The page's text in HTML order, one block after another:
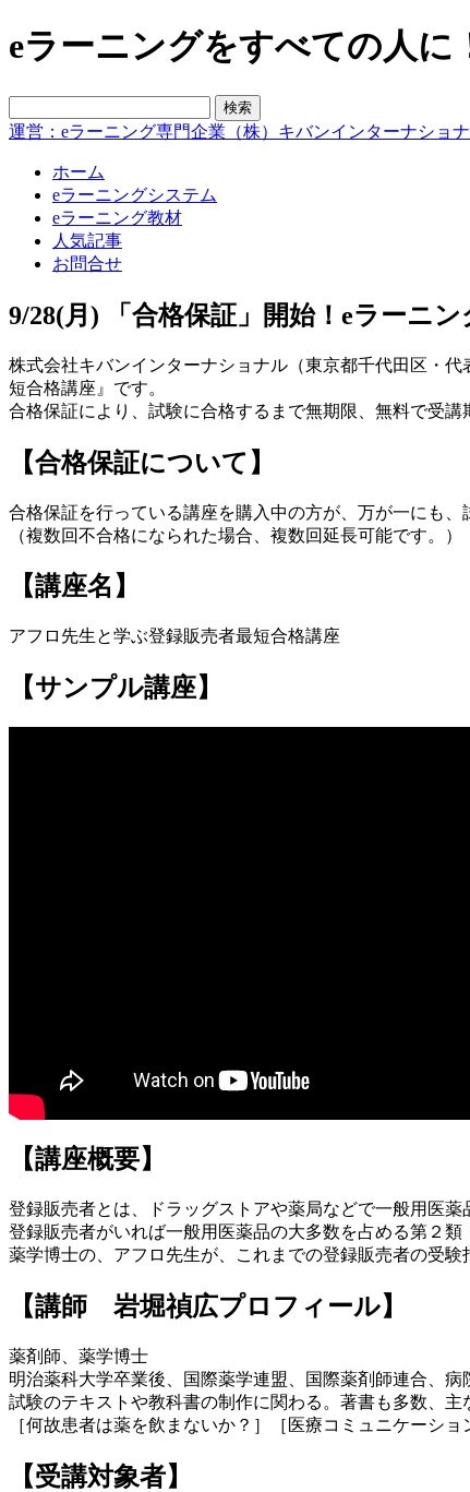
eラーニングをすべての人に
運営：eラーニング専門企業（株）キバンインターナショ
ホーム
eラーニングシステム
eラーニング教材
人気記事
お問合せ
9/28(月) 「合格保証」開始！eラーニ
株式会社キバンインターナショナル（東京都千代田区・
短合格講座』です。
合格保証により、試験に合格するまで無期限、無料で受
【合格保証について】
合格保証を行っている講座を購入中の方が、万が一にも
（複数回不合格になられた場合、複数回延長可能です。）
【講座名】
アフロ先生と学ぶ登録販売者最短合格講座
【サンプル講座】
【講座概要】
登録販売者とは、ドラッグストアや薬局などで一般用医
登録販売者がいれば一般用医薬品の大多数を占める第２
薬学博士の、アフロ先生が、これまでの登録販売者の受
【講師 岩堀禎広プロフィール】
薬剤師、薬学博士
明治薬科大学卒業後、国際薬学連盟、国際薬剤師連合、
試験のテキストや教科書の制作に関わる。著書も多数、主
［何故患者は薬を飲まないか？］［医療コミュニケーシ
【受講対象者】